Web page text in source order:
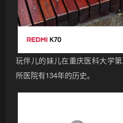
玩伴儿的妹儿在重庆医科大学
所医院有134年的历史。